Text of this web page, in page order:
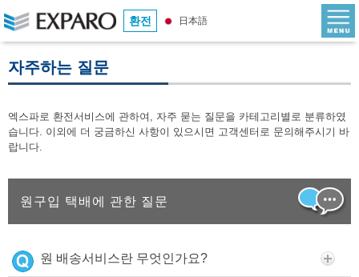
환전 日本語
자주하는 질문
엑스파로 환전서비스에 관하여, 자주 묻는 질문을 카테고리별로 분류하였
습니다. 이외에 더 궁금하신 사항이 있으시면 고객센터로 문의해주시기 바
랍니다.
원구입 택배에 관한 질문
원 배송서비스란 무엇인가요?